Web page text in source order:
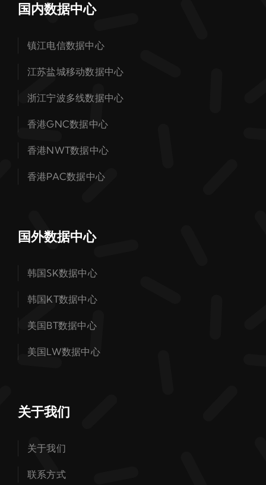
国内数据中心
镇江电信数据中心
江苏盐城移动数据中心
浙江宁波多线数据中心
香港GNC数据中心
香港NWT数据中心
香港PAC数据中心
国外数据中心
韩国SK数据中心
韩国KT数据中心
美国BT数据中心
美国LW数据中心
关于我们
关于我们
联系方式